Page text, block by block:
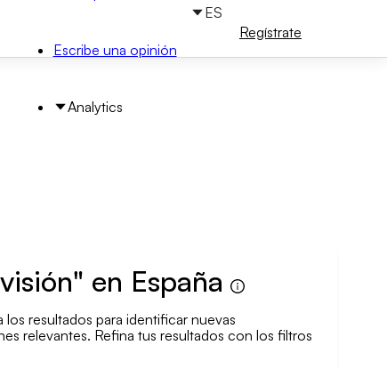
Escribe una opinión
Analytics
ES
Regístrate
por área
en España
resultados para identificar nuevas
relevantes. Refina tus resultados con los filtros